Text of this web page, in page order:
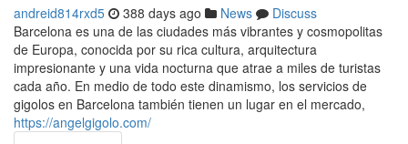
andreid814rxd5 388 days ago News
Discuss
Barcelona es una de las ciudades más vibrantes y cosmopolitas
de Europa, conocida por su rica cultura, arquitectura
impresionante y una vida nocturna que atrae a miles de turistas
cada año. En medio de todo este dinamismo, los servicios de
gigolos en Barcelona también tienen un lugar en el mercado,
https://angelgigolo.com/